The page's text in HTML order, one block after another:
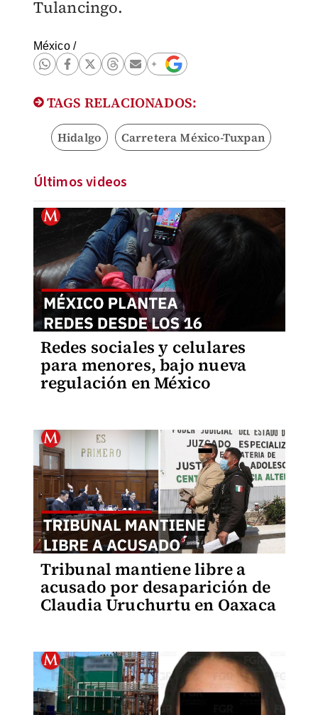
Tulancingo.
México/
TAGS RELACIONADOS:
Hidalgo Carretera México-Tuxpan
Últimos videos
Redes sociales y celulares
para menores, bajo nueva
regulación en México
Tribunal mantiene libre a
acusado por desaparición de
Claudia Uruchurtu en Oaxaca